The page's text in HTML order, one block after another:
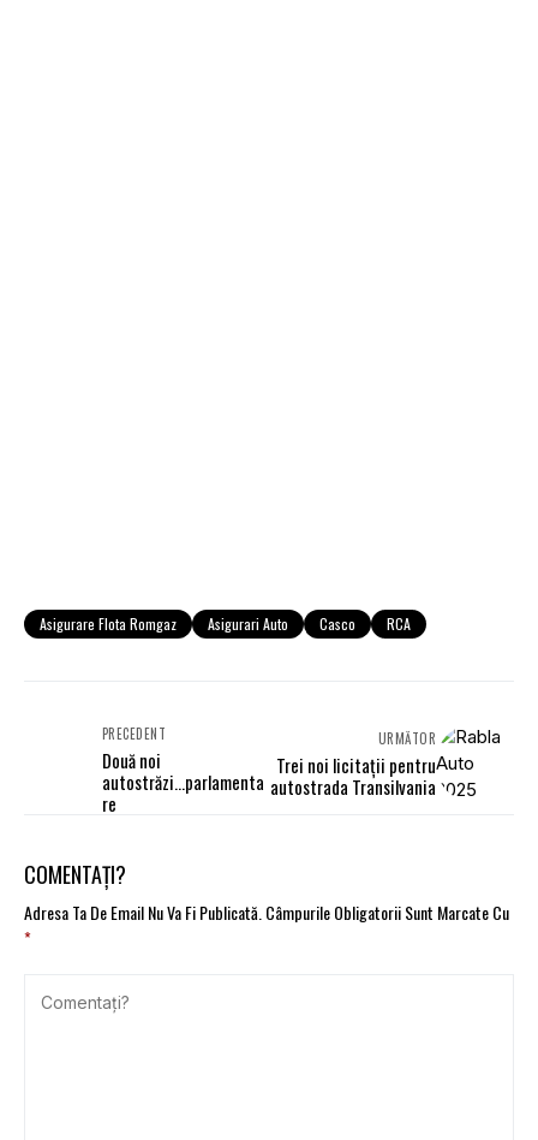
Asigurare Flota Romgaz Asigurari Auto Casco RCA
PRECEDENT
Două noi
autostrăzi...parlamenta
re
URMĂTOR
Trei noi licitaţii pentru
autostrada Transilvania
COMENTAȚI?
Adresa Ta De Email Nu Va Fi Publicată.Câmpurile Obligatorii Sunt Marcate Cu
*